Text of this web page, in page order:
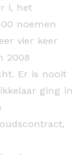
i, het
noemen
vier keer
2008
Er is nooit
ging in